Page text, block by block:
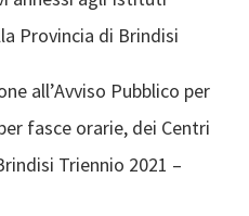
Provincia di Brindisi
all’Avviso Pubblico per
fasce orarie, dei Centri
Triennio 2021 –